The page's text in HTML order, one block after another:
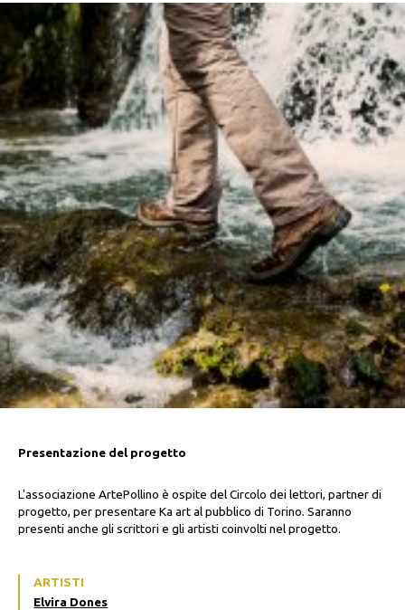
Presentazione del progetto
L'associazione ArtePollino è ospite del Circolo dei lettori, partner di
progetto, per presentare Ka art al pubblico di Torino. Saranno
presenti anche gli scrittori e gli artisti coinvolti nel progetto.
ARTISTI
Elvira Dones